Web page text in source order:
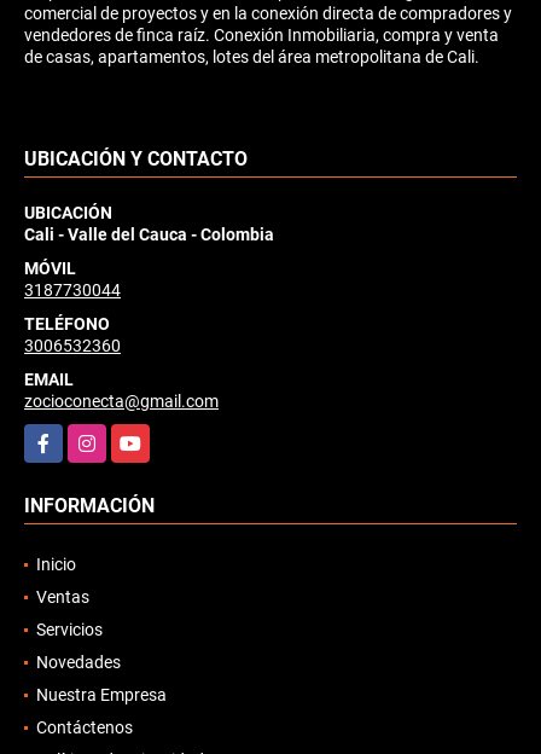
comercial de proyectos y en la conexión directa de compradores y
vendedores de finca raíz. Conexión Inmobiliaria, compra y venta
de casas, apartamentos, lotes del área metropolitana de Cali.
UBICACIÓN Y CONTACTO
UBICACIÓN
Cali - Valle del Cauca - Colombia
MÓVIL
3187730044
TELÉFONO
3006532360
EMAIL
zocioconecta@gmail.com
FacebookInstagramYouTube
INFORMACIÓN
Inicio
Ventas
Servicios
Novedades
Nuestra Empresa
Contáctenos